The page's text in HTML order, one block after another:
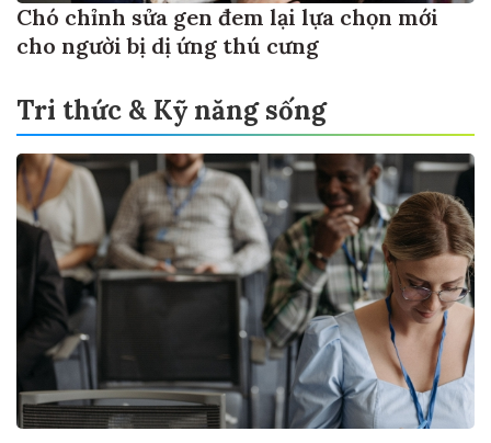
Chó chỉnh sửa gen đem lại lựa chọn mới
cho người bị dị ứng thú cưng
Tri thức & Kỹ năng sống